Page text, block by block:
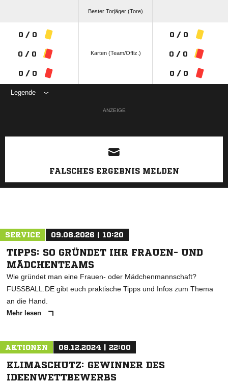
Bester Torjäger (Tore)
0 / 0
0 / 0
0 / 0
Karten (Team/Offiz.)
0 / 0
0 / 0
0 / 0
Legende
ANZEIGE
FALSCHES ERGEBNIS MELDEN
SERVICE 09.08.2026 | 10:20
TIPPS: SO GRÜNDET IHR FRAUEN- UND
MÄDCHENTEAMS
Wie gründet man eine Frauen- oder Mädchenmannschaft?
FUSSBALL.DE gibt euch praktische Tipps und Infos zum Thema
an die Hand.
Mehr lesen
AKTIONEN 08.12.2024 | 22:00
KLIMASCHUTZ: GEWINNER DES
IDEENWETTBEWERBS